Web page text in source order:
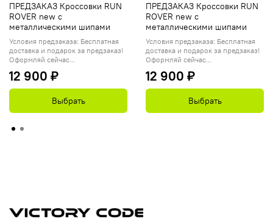
ПРЕДЗАКАЗ Кроссовки RUN
ROVER new с
металлическими шипами
Условия предзаказа: Бесплатная
доставка и подарок за предзаказ!
Оформляй сейчас...
12 900 ₽
Выбрать
ПРЕДЗАКАЗ Кроссовки RUN
ROVER new с
металлическими шипами
Условия предзаказа: Бесплатная
доставка и подарок за предзаказ!
Оформляй сейчас...
12 900 ₽
Выбрать